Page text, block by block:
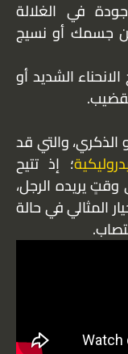
في الغلالة
جسمك أو نسيج
الشديد أو
والتي قد
؛ إذ تتيح
يريده الرجل،
المثالي في حالة